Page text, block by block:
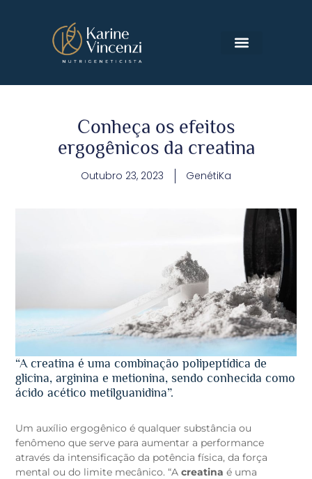
Conheça os efeitos
ergogênicos da creatina
Outubro 23, 2023 GenétiKa
“A creatina é uma combinação polipeptídica de
glicina, arginina e metionina, sendo conhecida como
ácido acético metilguanidina”.
Um auxílio ergogênico é qualquer substância ou
fenômeno que serve para aumentar a performance
através da intensificação da potência física, da força
mental ou do limite mecânico. “Acreatinaé uma